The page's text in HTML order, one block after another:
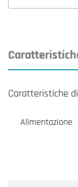
Caratteristiche
Alimentazione